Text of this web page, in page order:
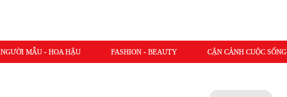
NGƯỜI MẪU - HOA HẬU FASHION - BEAUTY CẬN CẢNH CUỘC SỐNG